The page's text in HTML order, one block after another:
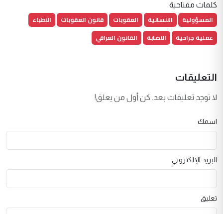
كلمات مفتاحية
المسؤولية الانسانية العقوبات قانون العقوبات
الاطباء
عملية جراحية
الاصابة القانون العراقي
التعليقات
لا توجد تعليقات بعد. كن أول من يعلق!
اسمك
البريد الإلكتروني
تعليق